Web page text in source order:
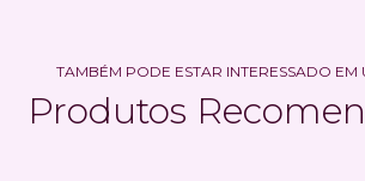
TAMBÉM PODE ESTAR INTERESSADO EM
Produtos